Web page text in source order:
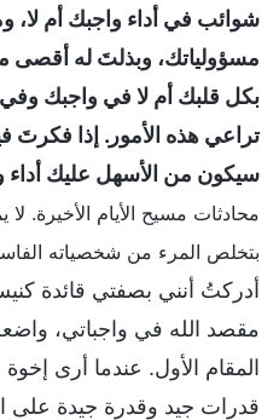
شوائب في أداء واجبك أم لا،
مسؤولياتك، وبذلتَ له أقصى
بكل قلبك أم لا في واجبك
تراعي هذه الأمور. إذا فكرتَ
سيكون من الأسهل عليك أداء
محادثات مسيح الأيام الأخيرة.
بتخلص المرء من شخصياته
أدركتُ أنني بصفتي قائدة
مقصد الله في واجباتي،
المقام الأول. عندما أرى
قدرات جيد وقدرة جيدة على